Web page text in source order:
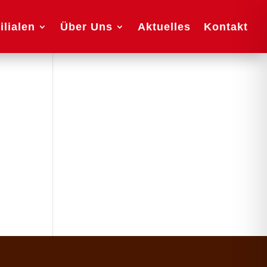
Über Uns Aktuelles Kontakt